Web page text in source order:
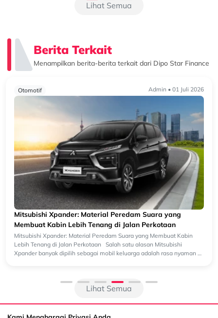
Lihat Semua
Berita Terkait
Menampilkan berita-berita terkait dari Dipo Star Finance
Otomotif Admin • 01 Juli 2026
Mitsubishi Xpander: Material Peredam Suara yang
Membuat Kabin Lebih Tenang di Jalan Perkotaan
Mitsubishi Xpander: Material Peredam Suara yang Membuat Kabin
Lebih Tenang di Jalan Perkotaan Salah satu alasan Mitsubishi
Xpander banyak dipilih sebagai mobil keluarga adalah rasa nyaman di
Lihat Semua